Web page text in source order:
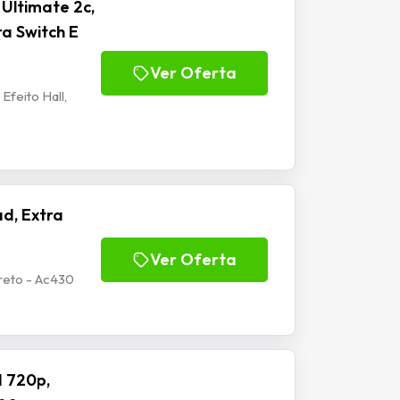
2c,
Switch E
Hall,
Ver Oferta
Extra
- Ac430
Ver Oferta
720p,